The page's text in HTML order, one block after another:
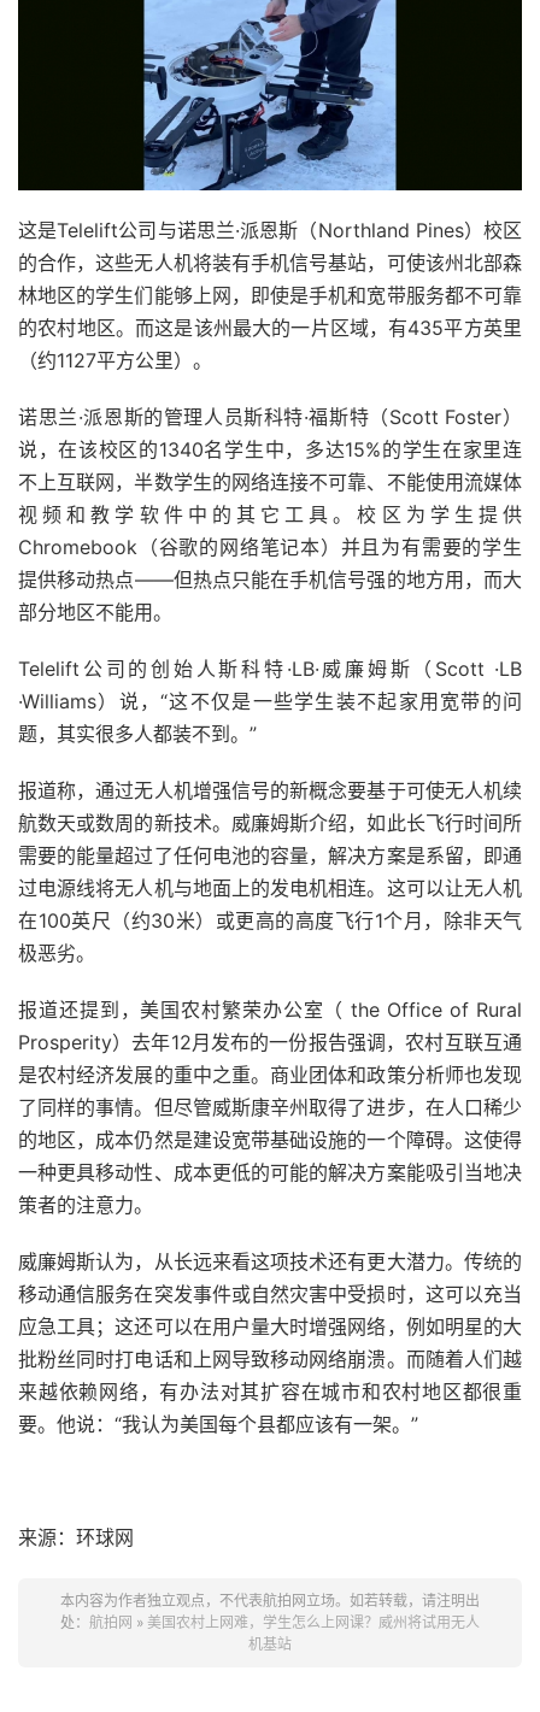
这是Telelift公司与诺思兰·派恩斯（Northland Pines）校区
的合作，这些无人机将装有手机信号基站，可使该州北部森
林地区的学生们能够上网，即使是手机和宽带服务都不可靠
的农村地区。而这是该州最大的一片区域，有435平方英里
（约1127平方公里）。
诺思兰·派恩斯的管理人员斯科特·福斯特（Scott Foster）
说，在该校区的1340名学生中，多达15%的学生在家里连
不上互联网，半数学生的网络连接不可靠、不能使用流媒体
视频和教学软件中的其它工具。校区为学生提供
Chromebook（谷歌的网络笔记本）并且为有需要的学生
提供移动热点——但热点只能在手机信号强的地方用，而大
部分地区不能用。
Telelift公司的创始人斯科特·LB·威廉姆斯（Scott ·LB
·Williams）说，“这不仅是一些学生装不起家用宽带的问
题，其实很多人都装不到。”
报道称，通过无人机增强信号的新概念要基于可使无人机续
航数天或数周的新技术。威廉姆斯介绍，如此长飞行时间所
需要的能量超过了任何电池的容量，解决方案是系留，即通
过电源线将无人机与地面上的发电机相连。这可以让无人机
在100英尺（约30米）或更高的高度飞行1个月，除非天气
极恶劣。
报道还提到，美国农村繁荣办公室（ the Office of Rural
Prosperity）去年12月发布的一份报告强调，农村互联互通
是农村经济发展的重中之重。商业团体和政策分析师也发现
了同样的事情。但尽管威斯康辛州取得了进步，在人口稀少
的地区，成本仍然是建设宽带基础设施的一个障碍。这使得
一种更具移动性、成本更低的可能的解决方案能吸引当地决
策者的注意力。
威廉姆斯认为，从长远来看这项技术还有更大潜力。传统的
移动通信服务在突发事件或自然灾害中受损时，这可以充当
应急工具；这还可以在用户量大时增强网络，例如明星的大
批粉丝同时打电话和上网导致移动网络崩溃。而随着人们越
来越依赖网络，有办法对其扩容在城市和农村地区都很重
要。他说：“我认为美国每个县都应该有一架。”
来源：环球网
本内容为作者独立观点，不代表航拍网立场。如若转载，请注明出
处： 航拍网 » 美国农村上网难，学生怎么上网课？威州将试用无人
机基站